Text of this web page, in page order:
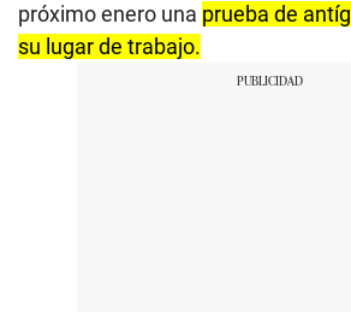
próximo enero una prueba de
su lugar de trabajo.